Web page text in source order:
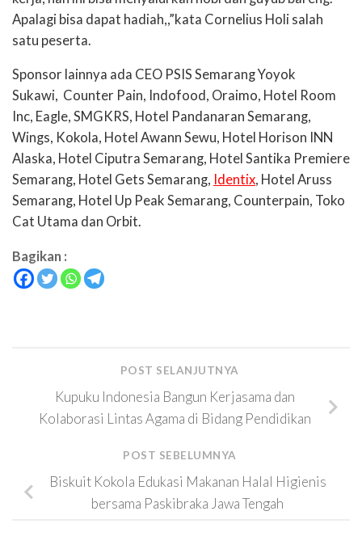
Apalagi bisa dapat hadiah,,”kata Cornelius Holi salah
satu peserta.
Sponsor lainnya ada CEO PSIS Semarang Yoyok
Sukawi, Counter Pain, Indofood, Oraimo, Hotel Room
Inc, Eagle, SMGKRS, Hotel Pandanaran Semarang,
Wings, Kokola, Hotel Awann Sewu, Hotel Horison INN
Alaska, Hotel Ciputra Semarang, Hotel Santika Premiere
Semarang, Hotel Gets Semarang, Identix, Hotel Aruss
Semarang, Hotel Up Peak Semarang, Counterpain, Toko
Cat Utama dan Orbit.
Bagikan :
POST SELANJUTNYA
Kupuku Indonesia Bangun Kerjasama dan
Kolaborasi Lintas Agama di Bidang Pendidikan
POST SEBELUMNYA
Biskuit Kokola Edukasi Makanan Halal Higienis
bersama Paskibraka Jawa Tengah